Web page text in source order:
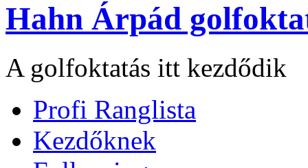
Hahn Árpád
A golfoktatás itt kezdődik
Profi Ranglista
Kezdőknek